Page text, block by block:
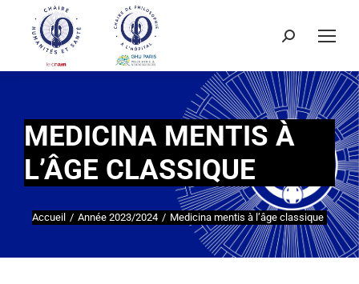
MEDICINA MENTIS À
L’ÂGE CLASSIQUE
Vous êtes ici :
Accueil Année 2023/2024 Medicina mentis à l’âge classique